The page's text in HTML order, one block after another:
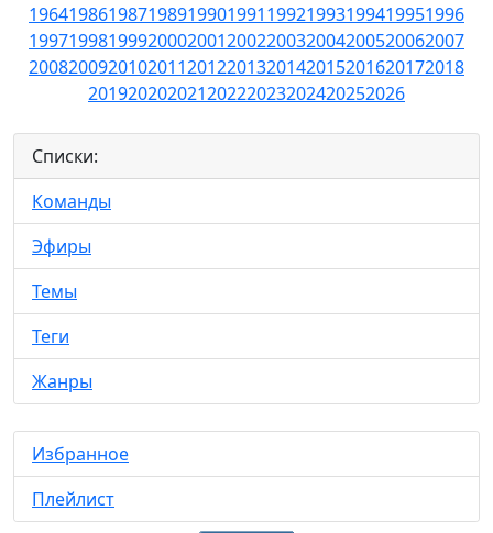
19641986198719891990199119921993199419951996
19971998199920002001200220032004200520062007
20082009201020112012201320142015201620172018
20192020202120222023202420252026
Списки:
Команды
Эфиры
Темы
Теги
Жанры
Избранное
Плейлист